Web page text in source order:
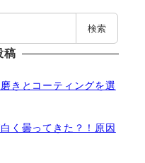
検索
稿
きとコーティングを選
く曇ってきた？！原因